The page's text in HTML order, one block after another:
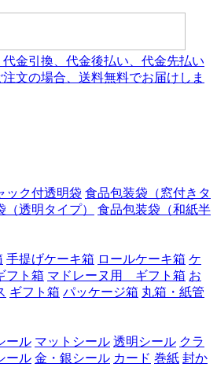
ック付透明袋 食品包装袋（窓付きタ
（透明タイプ）
食品包装袋（和紙半
手提げケーキ箱 ロールケーキ箱 ケ
フト箱 マドレーヌ用 ギフト箱 お
ギフト箱 パッケージ箱 丸箱・紙管
ール マットシール 透明シール クラ
ール 金・銀シール カード 巻紙 封か